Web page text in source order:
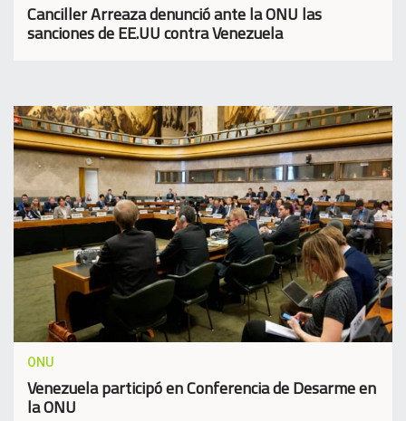
Canciller Arreaza denunció ante la ONU las
sanciones de EE.UU contra Venezuela
ONU
Venezuela participó en Conferencia de Desarme en
la ONU